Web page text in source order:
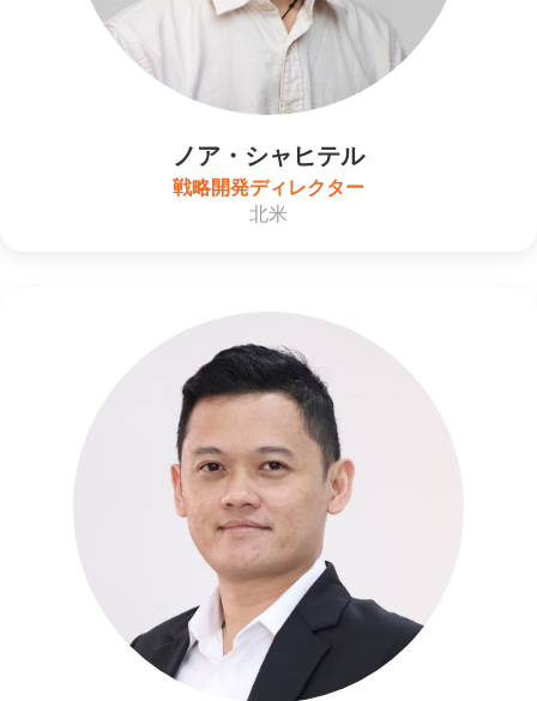
ノア・シャヒテル
戦略開発ディレクター
北米